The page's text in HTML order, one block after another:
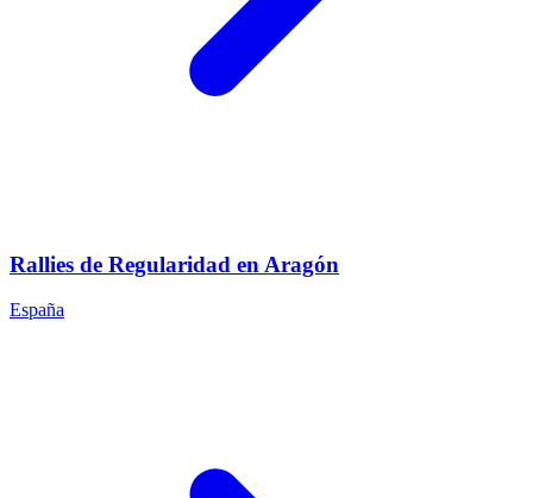
Rallies de Regularidad en Aragón
España